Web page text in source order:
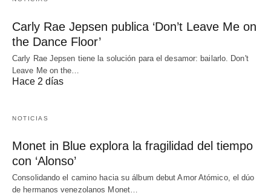
Carly Rae Jepsen publica ‘Don’t Leave Me on
the Dance Floor’
Carly Rae Jepsen tiene la solución para el desamor: bailarlo. Don't
Leave Me on the…
Hace 2 días
NOTICIAS
Monet in Blue explora la fragilidad del tiempo
con ‘Alonso’
Consolidando el camino hacia su álbum debut Amor Atómico, el dúo
de hermanos venezolanos Monet…